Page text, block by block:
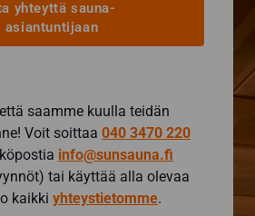
yhteyttä sauna-
asiantuntijaan
saamme kuulla teidän
Voit soittaa 040 3470 220
info@sunsauna.fi
tai käyttää alla olevaa
kaikki yhteystietomme.